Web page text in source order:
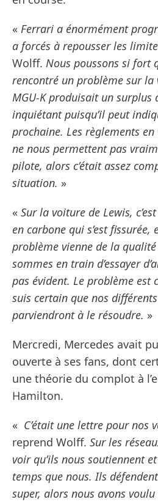
« Ferrari a énormément
a forcés à repousser les
Wolff. Nous poussons si fort
rencontré un problème sur la
MGU-K produisait un surplus
inquiétant puisqu’il peut
prochaine. Les règlements
ne nous permettent pas
pilote, alors c’était assez
situation. »
« Sur la voiture de Lewis,
en carbone qui s’est
problème vienne de la
sommes en train d’essayer
pas évident. Le problème est
suis certain que nos
parviendront à le résoudre. »
Mercredi, Mercedes avait
ouverte à ses fans, dont
une théorie du complot à
Hamilton.
« C’était une lettre pour nos
reprend Wolff. Sur les
voir qu’ils nous soutiennent
temps que nous. Ils
super, alors nous avons